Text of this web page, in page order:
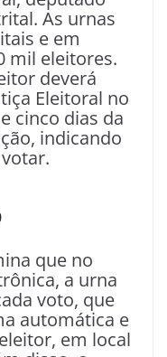
As urnas
e em
mil eleitores.
deverá
Eleitoral no
cinco dias da
indicando
que no
a urna
voto, que
automática e
em local